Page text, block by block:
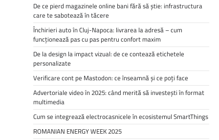
De ce pierd magazinele online bani fără să știe: infrastructura
care te sabotează în tăcere
Închirieri auto în Cluj-Napoca: livrarea la adresă – cum
funcționează pas cu pas pentru confort maxim
De la design la impact vizual: de ce contează etichetele
personalizate
Verificare cont pe Mastodon: ce înseamnă și ce poți face
Advertoriale video în 2025: când merită să investești în format
multimedia
Cum se integrează electrocasnicele în ecosistemul SmartThings
ROMANIAN ENERGY WEEK 2025